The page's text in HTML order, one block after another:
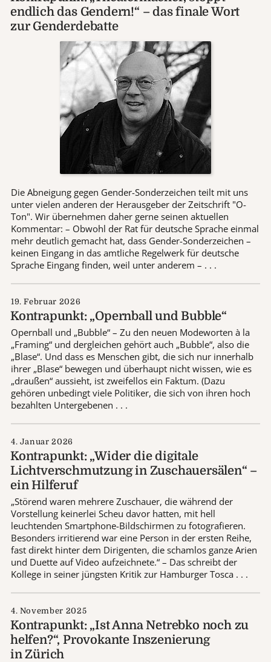
endlich das Gendern!“ – das finale Wort
zur Genderdebatte
Die Abneigung gegen Gender-Sonderzeichen teilt mit uns
unter vielen anderen der Herausgeber der Zeitschrift "O-
Ton". Wir übernehmen daher gerne seinen aktuellen
Kommentar: – Obwohl der Rat für deutsche Sprache einmal
mehr deutlich gemacht hat, dass Gender-Sonderzeichen –
keinen Eingang in das amtliche Regelwerk für deutsche
Sprache Eingang finden, weil unter anderem – . . .
19. Februar 2026
Kontrapunkt: „Opernball und Bubble“
Opernball und „Bubble“ – Zu den neuen Modeworten à la
„Framing“ und dergleichen gehört auch „Bubble“, also die
„Blase“. Und dass es Menschen gibt, die sich nur innerhalb
ihrer „Blase“ bewegen und überhaupt nicht wissen, wie es
„draußen“ aussieht, ist zweifellos ein Faktum. (Dazu
gehören unbedingt viele Politiker, die sich von ihren hoch
bezahlten Untergebenen . . .
4. Januar 2026
Kontrapunkt: „Wider die digitale
Lichtverschmutzung in Zuschauersälen“ –
ein Hilferuf
„Störend waren mehrere Zuschauer, die während der
Vorstellung keinerlei Scheu davor hatten, mit hell
leuchtenden Smartphone-Bildschirmen zu fotografieren.
Besonders irritierend war eine Person in der ersten Reihe,
fast direkt hinter dem Dirigenten, die schamlos ganze Arien
und Duette auf Video aufzeichnete.“ – Das schreibt der
Kollege in seiner jüngsten Kritik zur Hamburger Tosca . . .
4. November 2025
Kontrapunkt: „Ist Anna Netrebko noch zu
helfen?“, Provokante Inszenierung
in Zürich